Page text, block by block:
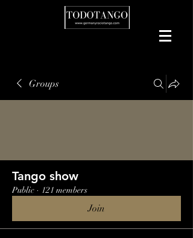
Groups
Tango show
Public · 121 members
Join